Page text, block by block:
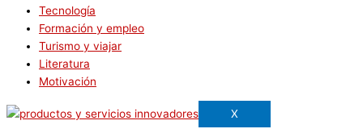
Tecnología
Formación y empleo
Turismo y viajar
Literatura
Motivación
X